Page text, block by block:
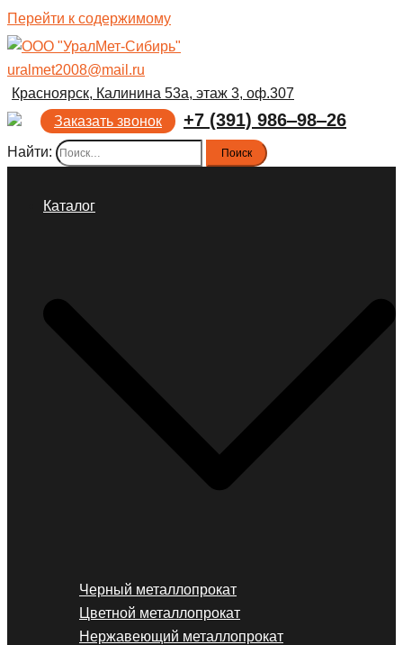
Перейти к содержимому
uralmet2008@mail.ru
Красноярск, Калинина 53а, этаж 3, оф.307
Заказать звонок
+7 (391) 986‒98‒26
Найти:
Каталог
Черный металлопрокат
Цветной металлопрокат
Нержавеющий металлопрокат